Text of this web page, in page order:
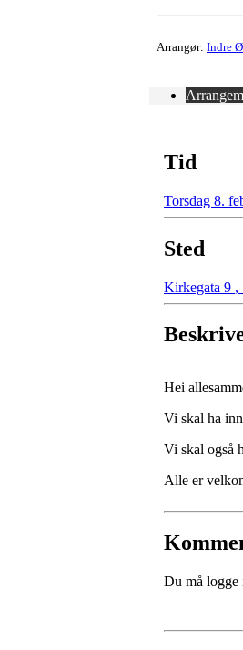
Arrangør: Indre
Tid
Torsdag 8.
Sted
Kirkegata 9 ,
Hei
Vi skal ha
Vi skal også
Alle er
Du må logge